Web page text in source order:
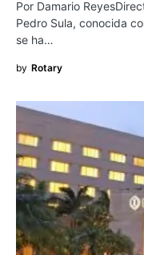
Por Damario
Pedro Sula, conocida
se ha…
by Rotary